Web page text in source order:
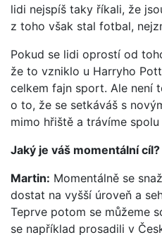
lidi nejspíš taky říkali, že
z toho však stal fotbal,
Pokud se lidi oprostí od
že to vzniklo u Harryho
celkem fajn sport. Ale není
o to, že se setkáváš s
mimo hřiště a trávíme spolu
Jaký je váš momentální cíl?
Martin: Momentálně se
dostat na vyšší úroveň a
Teprve potom se můžeme
se například prosadili v